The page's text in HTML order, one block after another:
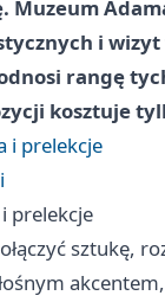
i
rangę
kosztuje
i prelekcje
prelekcje
sztukę,